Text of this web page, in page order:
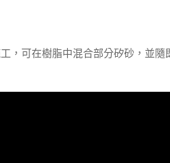
，可在樹脂中混合部分矽砂，並